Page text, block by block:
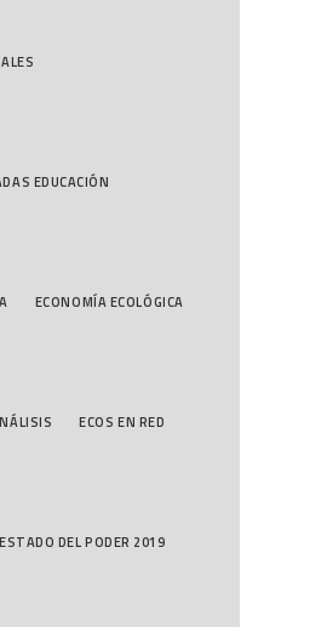
EDUCACIÓN
ECONOMÍA ECOLÓGICA
ECOS EN RED
ESTADO DEL PODER 2019